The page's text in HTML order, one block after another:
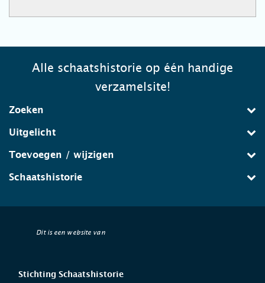
Alle schaatshistorie op één handige
verzamelsite!
Zoeken
Uitgelicht
Toevoegen / wijzigen
Schaatshistorie
Dit is een website van
Stichting Schaatshistorie